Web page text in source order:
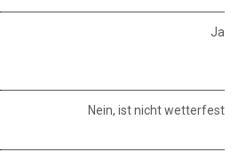
Ja
Nein, ist nicht wetterfest